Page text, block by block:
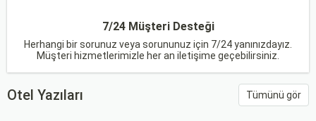
7/24 Müşteri Desteği
Herhangi bir sorunuz veya sorununuz için 7/24 yanınızdayız.
Müşteri hizmetlerimizle her an iletişime geçebilirsiniz.
Otel Yazıları Tümünü gör